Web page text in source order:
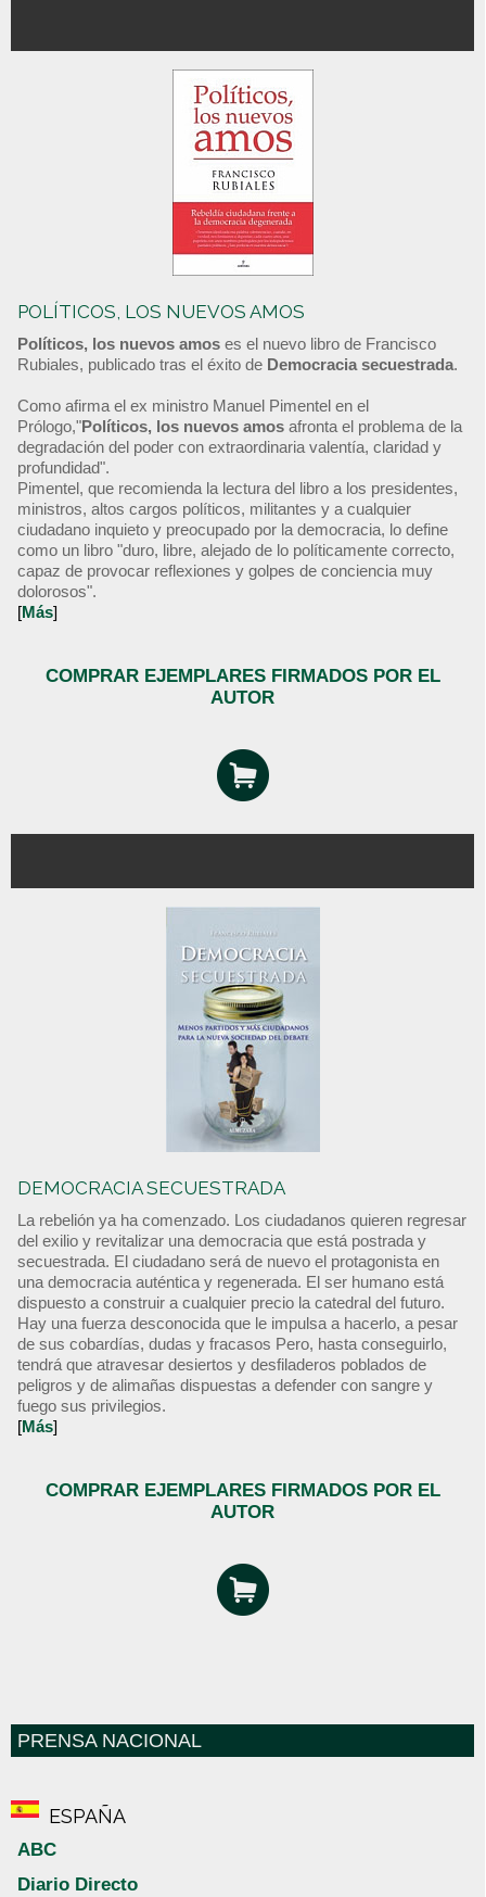
POLÍTICOS, LOS NUEVOS AMOS
Políticos, los nuevos amos es el nuevo libro de Francisco
Rubiales, publicado tras el éxito de Democracia secuestrada.
Como afirma el ex ministro Manuel Pimentel en el
Prólogo,"Políticos, los nuevos amos afronta el problema de la
degradación del poder con extraordinaria valentía, claridad y
profundidad".
Pimentel, que recomienda la lectura del libro a los presidentes,
ministros, altos cargos políticos, militantes y a cualquier
ciudadano inquieto y preocupado por la democracia, lo define
como un libro "duro, libre, alejado de lo políticamente correcto,
capaz de provocar reflexiones y golpes de conciencia muy
dolorosos".
[Más]
COMPRAR EJEMPLARES FIRMADOS POR EL
AUTOR
DEMOCRACIA SECUESTRADA
La rebelión ya ha comenzado. Los ciudadanos quieren regresar
del exilio y revitalizar una democracia que está postrada y
secuestrada. El ciudadano será de nuevo el protagonista en
una democracia auténtica y regenerada. El ser humano está
dispuesto a construir a cualquier precio la catedral del futuro.
Hay una fuerza desconocida que le impulsa a hacerlo, a pesar
de sus cobardías, dudas y fracasos Pero, hasta conseguirlo,
tendrá que atravesar desiertos y desfiladeros poblados de
peligros y de alimañas dispuestas a defender con sangre y
fuego sus privilegios.
[Más]
COMPRAR EJEMPLARES FIRMADOS POR EL
AUTOR
PRENSA NACIONAL
ESPAÑA
ABC
Diario Directo